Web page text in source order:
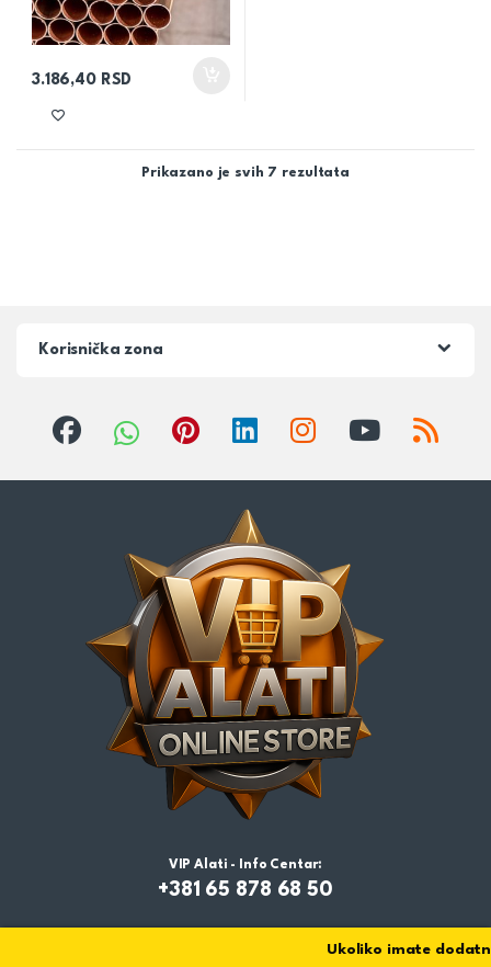
3.186,40 RSD
Prikazano je svih 7 rezultata
Korisnička zona
VIP Alati - Info Centar:
+381 65 878 68 50
Ukoliko imate